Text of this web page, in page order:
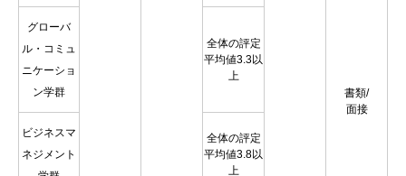
書類/
面接
グローバ
ル・コミュ
ニケーショ
ン学群
全体の評定
平均値3.3以
上
ビジネスマ
ネジメント
全体の評定
平均値3.8以
上